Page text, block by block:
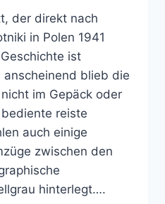
der direkt nach
in Polen 1941
ist
blieb die
im Gepäck oder
reiste
auch einige
zwischen den
hinterlegt….